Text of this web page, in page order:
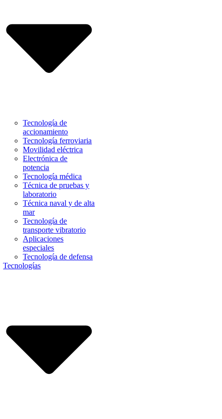
Tecnología de
accionamiento
Tecnología ferroviaria
Movilidad eléctrica
Electrónica de
potencia
Tecnología médica
Técnica de pruebas y
laboratorio
Técnica naval y de alta
mar
Tecnología de
transporte vibratorio
Aplicaciones
especiales
Tecnología de defensa
Tecnologías